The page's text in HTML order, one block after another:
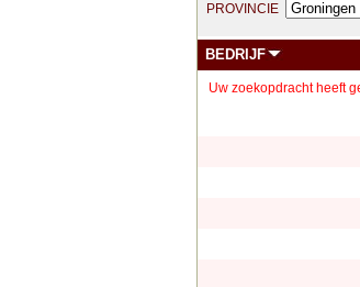
PROVINCIE
BEDRIJF
Uw zoekopdracht heeft